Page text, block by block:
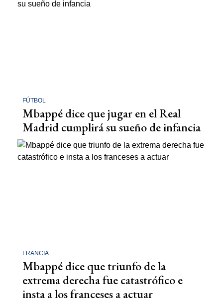
FÚTBOL
Mbappé dice que jugar en el Real
Madrid cumplirá su sueño de infancia
FRANCIA
Mbappé dice que triunfo de la
extrema derecha fue catastrófico e
insta a los franceses a actuar